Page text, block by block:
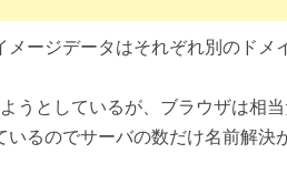
メージデータはそれぞれ別のドメ
うとしているが、ブラウザは相
いるのでサーバの数だけ名前解決